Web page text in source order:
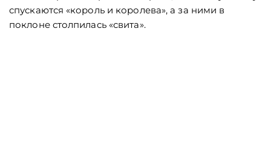
спускаются «король и королева», а за ними в
поклоне столпилась «свита».